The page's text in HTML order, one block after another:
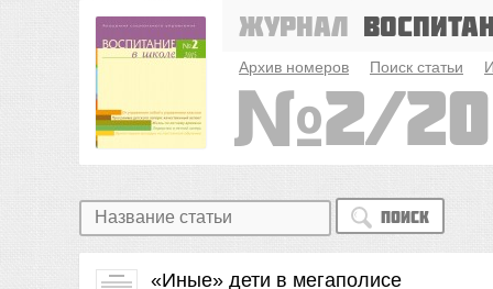
Журнал
Архив номеров Поиск статьи
2/
Поиск
«Иные» дети в мегаполисе